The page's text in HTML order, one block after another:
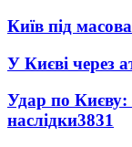
Київ під
У Києві через
Удар по Києву:
наслідки3831